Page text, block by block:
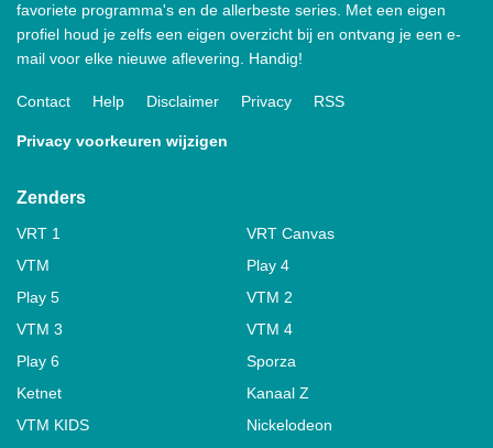
favoriete programma's en de allerbeste series. Met een eigen
profiel houd je zelfs een eigen overzicht bij en ontvang je een e-
mail voor elke nieuwe aflevering. Handig!
Contact Help Disclaimer Privacy RSS
Privacy voorkeuren wijzigen
Zenders
VRT 1
VRT Canvas
VTM
Play 4
Play 5
VTM 2
VTM 3
VTM 4
Play 6
Sporza
Ketnet
Kanaal Z
VTM KIDS
Nickelodeon